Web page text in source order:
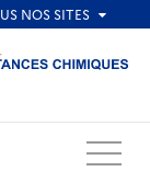
Menu